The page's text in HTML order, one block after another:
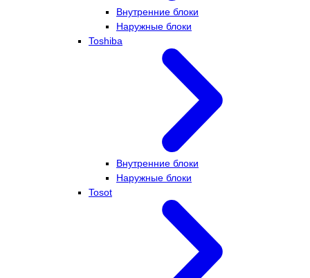
Внутренние блоки
Наружные блоки
Toshiba
Внутренние блоки
Наружные блоки
Tosot